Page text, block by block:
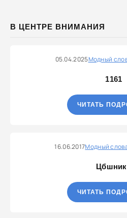
В ЦЕНТРЕ ВНИМАНИЯ
05.04.2025Модный
1161
ЧИТАТЬ
16.06.2017Модный
ЧИТАТЬ